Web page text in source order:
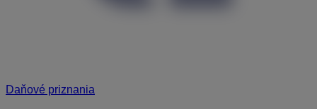
Daňové priznania